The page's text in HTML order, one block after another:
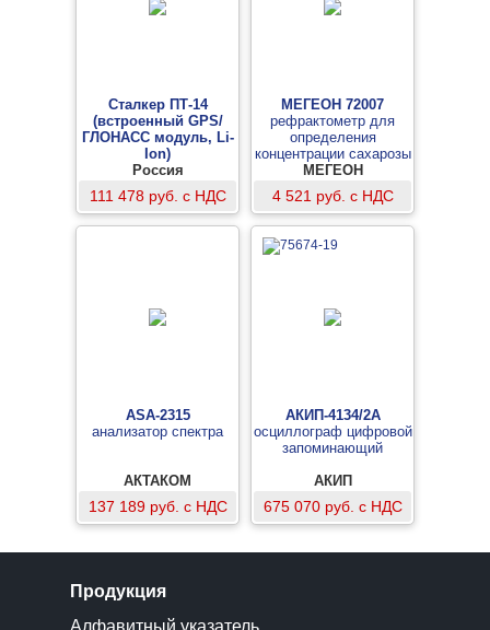
Сталкер ПТ-14
(встроенный GPS/
ГЛОНАСС модуль, Li-
Ion)
приемник
Россия
111 478 руб. с НДС
МЕГЕОН 72007
рефрактометр для
определения
концентрации сахарозы
(Брикс)
МЕГЕОН
4 521 руб. с НДС
ASA-2315
анализатор спектра
АКТАКОМ
137 189 руб. с НДС
АКИП-4134/2А
осциллограф цифровой
запоминающий
АКИП
675 070 руб. с НДС
Продукция
Алфавитный указатель